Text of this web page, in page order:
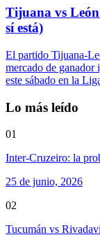
Tijuana vs
sí está)
El partido Tijuana-
mercado de
este sábado en la
Lo más leído
01
Inter-Cruzeiro: la
25 de junio, 2026
02
Tucumán vs